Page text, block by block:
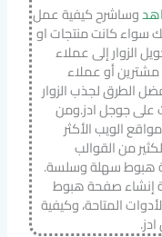
وساشرح كيفية عمل
سواء كانت منتجات او
الزوار إلى عملاء
مشترين أو عملاء
الطرق لجذب الزوار
على جوجل ادز.ومن
الويب الأكثر
من القوالب
هبوط سهلة وسلسة.
إنشاء صفحة هبوط
المتاحة، وكيفية